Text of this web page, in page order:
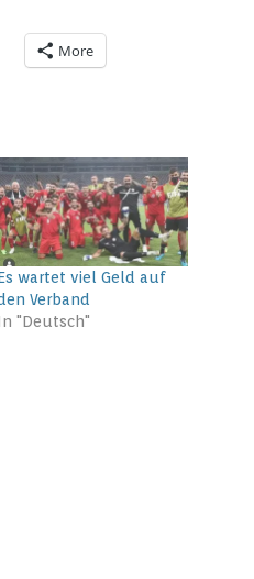
More
wartet viel Geld auf
Verband
"Deutsch"